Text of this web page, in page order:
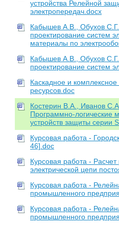
устройства Релейной
электропередач.docx
Кабышев А.В., Обухов С.Г.
проектирование систем
материалы по
Кабышев А.В., Обухов С.Г.
проектирование систем
Каскадное и
ресурсов.doc
Костерин В.А., Иванов
Программно-логические
устройств защиты серии
Курсовая работа -
46].doc
Курсовая работа - Расчет
электрической цепи
Курсовая работа -
промышленного
Курсовая работа -
промышленного